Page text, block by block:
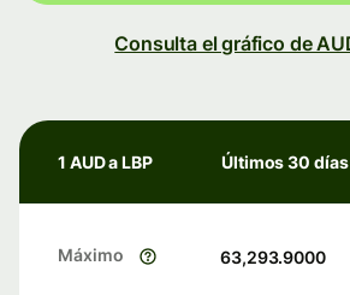
Consulta el gráfico de
1 AUD a LBP Últimos 30 días
Máximo 63,293.9000